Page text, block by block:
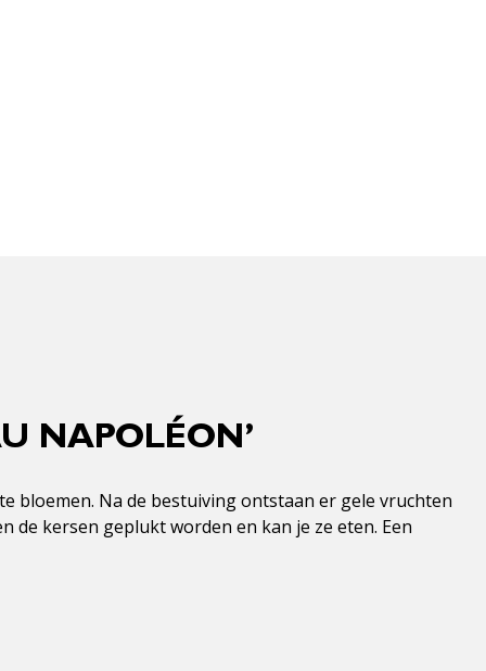
NAPOLÉON’
bloemen. Na de bestuiving ontstaan er gele vruchten
de kersen geplukt worden en kan je ze eten. Een